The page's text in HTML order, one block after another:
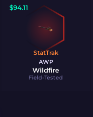
$94.11
StatTrak
AWP
Wildfire
Field-Tested